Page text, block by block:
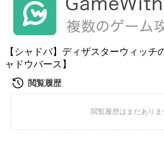
【シャドバ】ディザスターウィッチ
ャドウバース】